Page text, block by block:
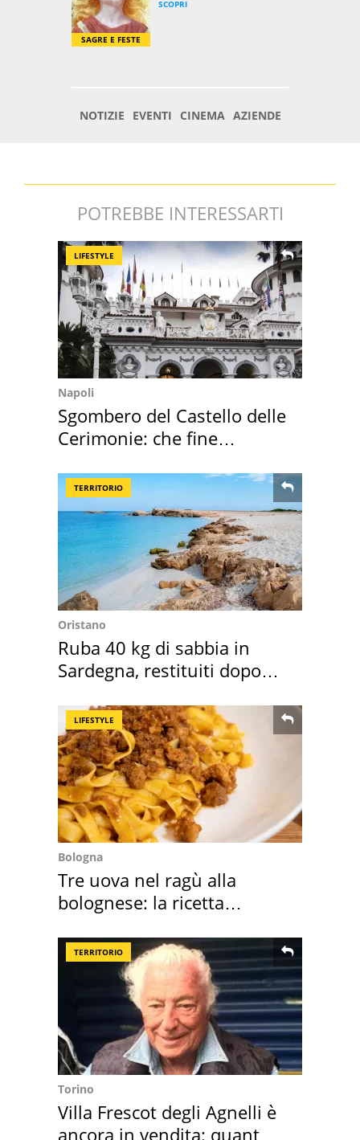
POTREBBE INTERESSARTI
LIFESTYLE
Napoli
Sgombero del Castello delle
Cerimonie: che fine
TERRITORIO
Oristano
Ruba 40 kg di sabbia in
Sardegna, restituiti dopo
LIFESTYLE
Bologna
Tre uova nel ragù alla
bolognese: la ricetta
TERRITORIO
Torino
Villa Frescot degli Agnelli è
ancora in vendita: quanto